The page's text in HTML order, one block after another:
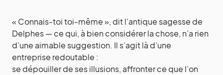
« Connais-toi toi-même », dit l’antique sagesse de
Delphes — ce qui, à bien considérer la chose, n’a rien
d’une aimable suggestion. Il s’agit là d’une
entreprise redoutable :
se dépouiller de ses illusions, affronter ce que l’on